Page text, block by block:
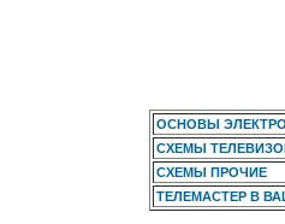
ОСНОВЫ
СХЕМЫ
СХЕМЫ ПРОЧИЕ
ТЕЛЕМАСТЕР В